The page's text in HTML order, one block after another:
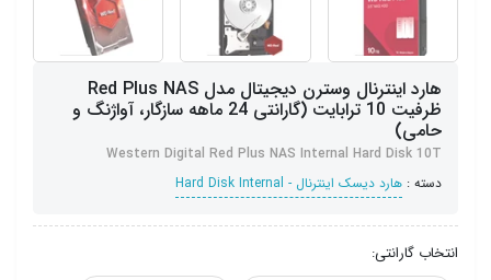
هارد اینترنال وسترن دیجیتال مدل Red Plus NAS
ظرفیت 10 ترابایت (گارانتی 24 ماهه سازگار، آواژنگ و
حامی)
Western Digital Red Plus NAS Internal Hard Disk 10T
دسته : هارد دیسک اینترنال - Hard Disk Internal
انتخاب گارانتی: